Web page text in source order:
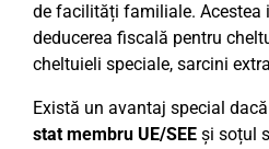
de facilități familiale. Acestea
deducerea fiscală pentru
cheltuieli speciale, sarcini
Există un avantaj special
stat membru UE/SEE și soțul